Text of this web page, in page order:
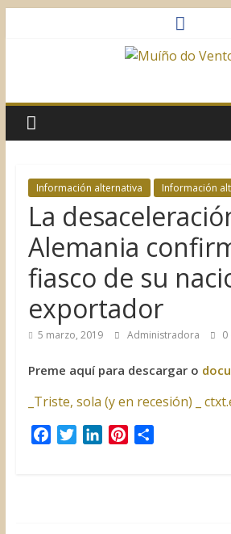
do
Vento
Asociación
Sociocultural
Información alternativa Información
La
Alemania
fiasco de su
exportador
5 marzo, 2019 Administradora 0
Preme aquí para descargar o
_Triste, sola (y en recesión) _